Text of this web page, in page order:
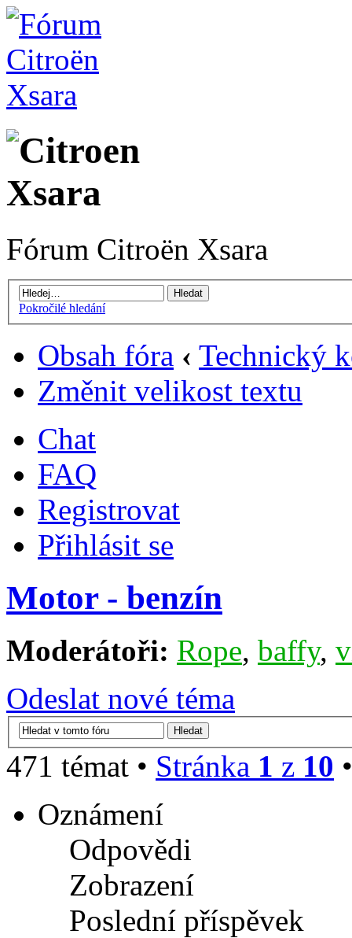
Fórum Citroën Xsara
Pokročilé hledání
Obsah fóra ‹ Technický
Změnit velikost textu
Chat
FAQ
Registrovat
Přihlásit se
Motor - benzín
Moderátoři: Rope, baffy,
Odeslat nové téma
471 témat • Stránka 1 z 10
Oznámení
Odpovědi
Zobrazení
Poslední příspěvek